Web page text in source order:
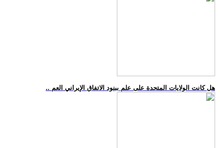
.. هل كانت الولايات المتحدة على علم ببنود الاتفاق الإيراني العم